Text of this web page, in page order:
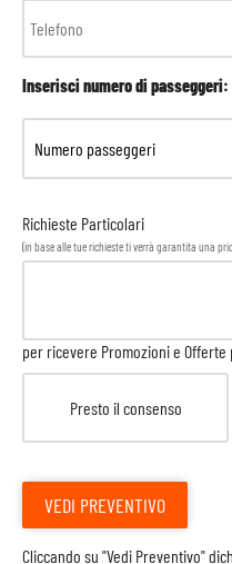
Inserisci numero di passeggeri:
Richieste Particolari
(in base alle tue richieste ti verrà garantita una
per ricevere Promozioni e
Presto il consenso
VEDI PREVENTIVO
Cliccando su "Vedi Preventivo"